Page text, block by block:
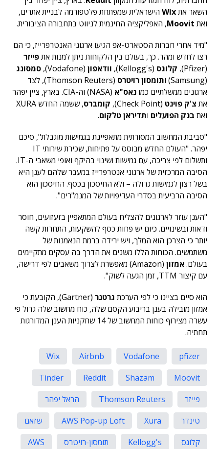
השאר אתWix הישראלית שמפתחת פלטפורמה לבניית אתרים,
ואת Moovit, האפליקציה החינמית לניווט בתחבורה הציבורית.
"מיד אחרי חברות הסטארט-אפ הגיעו ארגוני האנטרפרייז, כי הם
רצו לחדש ומהר. כך, בעולם בין הלקוחות ניתן למנות אתפייזר
(Pfizer),
קלוגס (Kellogg's), וודאפון (Vodafone),
סמסונג
(Samsung) ו
תומסון רויטרס
(Thomson Reuters), לצד
ארגונים ממשלתיים כמו נאס"א
(NASA) וה-CIA. בארץ, ציין יפהר
את צ'ק פוינט (Check Point), קומברס
, ששמה החדש XURA
ואת בנק הפועלים ותדיראן טלקום.
"סביבת המחשוב המסורתית מתאפיינת בגמישות מוגבלת", סיכם
יפהר. "העולם החדש מבוסס על פתיחות, שכירת שירותי IT
ותשלום לפי צריכה, עם גמישות ושינוי בהיקף ואופי משאבי ה-IT.
הסיבה המרכזית של ארגוני אנטרפרייז במעבר שלהם לענן היא
בשל רצון לגמישות גדולה – ולא החיסכון בכסף. החיסכון הוא
הסיבה הרביעית בסדרי העדיפויות של המנמ"רים".
"הענן עוזר לארגונים להצליח בעולם המתאפיין בזעזועים, חוסר
ודאות ובשינויים. כיום יש פחות כסף להשקעות, התחרות קשה
יותר כי הצרכן הוא המלך, ויש ירידה ברמת הנאמנות של
משתמשים. הכוחות הללו משנים את הדרך בה עסקים מתקיימים
בעולם.אמזון
(Amazon) מאפשרת לצרוך משאבים לפי דרישה,
עם קיצור TTM, זמן הגעה לשוק".
הוא סיים בציינו כי לפי הערכת גרטנר
(Gartner), הקובעת כי
אמזון מובילה בענן בריבוע הקסם שלה, כוח מחשוב שלה גדול פי
עשרה מצירוף כוחות המחשוב של 14 שחקניות הענן המדורגות
תחתיה.
pfizer
Vodafone
Airbnb
Wix
Moovit
Shazam
Reddit
Tinder
פייזר
Thomson Reuters
הראל יפהר
טינדר
Xura
AWS Pop-up Loft
שזאם
קלוגס
Kellogg's תומסון-רויטרס
AWS